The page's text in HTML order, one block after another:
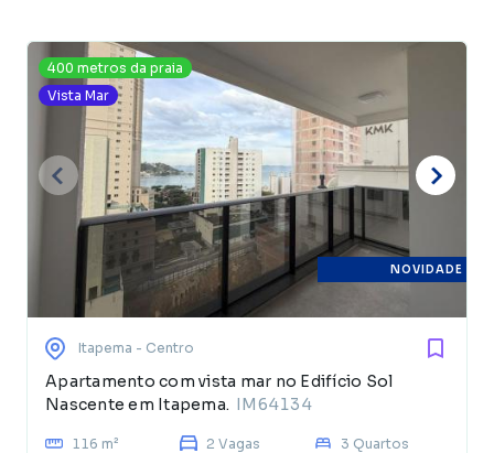
400 metros da praia
Vista Mar
NOVIDADE
Itapema - Centro
Apartamento com vista mar no Edifício Sol
Nascente em Itapema. IM64134
116 m² 2 Vagas
3 Quartos